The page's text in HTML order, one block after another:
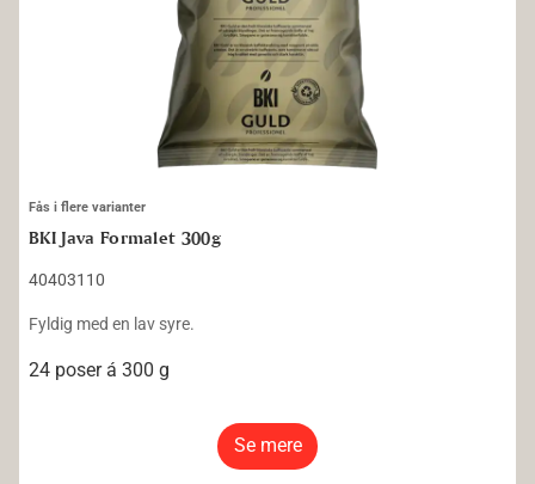
Fås i flere varianter
BKI Java Formalet 300g
40403110
Fyldig med en lav syre.
24 poser á 300 g
Se mere